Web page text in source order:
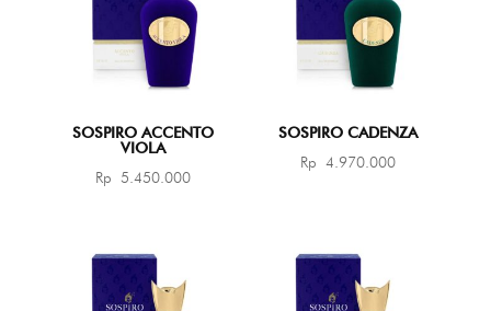
SOSPIRO ACCENTO
VIOLA
Rp 5.450.000
SOSPIRO CADENZA
Rp 4.970.000